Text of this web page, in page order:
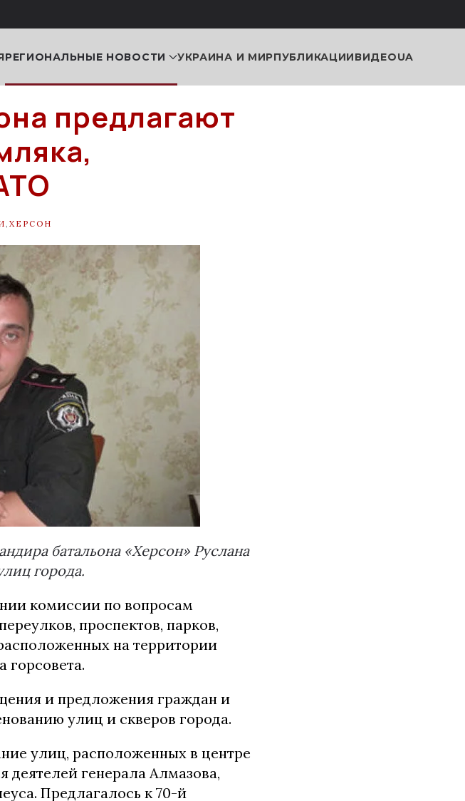
РЕГИОНАЛЬНЫЕ НОВОСТИ УКРАИНА И МИРПУБЛИКАЦИИВИДЕОUA
предлагают
ХЕРСОН
батальона «Херсон» Руслана
города.
комиссии по вопросам
проспектов, парков,
на территории
горсовета.
и предложения граждан и
улиц и скверов города.
улиц, расположенных в центре
генерала Алмазова,
Предлагалось к 70-й